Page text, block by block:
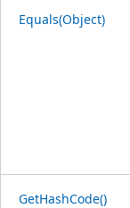
Equals(Object)
GetHashCode()